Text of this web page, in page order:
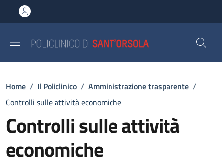
al contenuto principale
to footer content
Briciole di pane
Home / Il Policlinico / Amministrazione trasparente /
Controlli sulle attività economiche
Controlli sulle attività
economiche